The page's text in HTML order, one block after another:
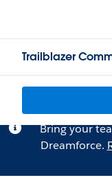
Trailblazer
Bring your
Dreamforce.